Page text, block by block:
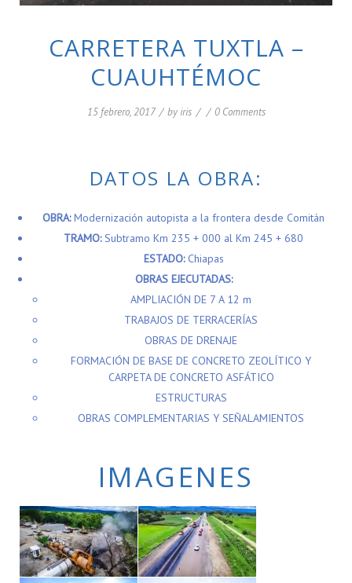
CARRETERA TUXTLA –
CUAUHTÉMOC
15 febrero, 2017 / by iris / / 0 Comments
DATOS LA OBRA:
OBRA:Modernización autopista a la frontera desde Comitán
TRAMO:Subtramo Km 235 + 000 al Km 245 + 680
ESTADO:Chiapas
OBRAS EJECUTADAS:
AMPLIACIÓN DE 7 A 12 m
TRABAJOS DE TERRACERÍAS
OBRAS DE DRENAJE
FORMACIÓN DE BASE DE CONCRETO ZEOLÍTICO Y
CARPETA DE CONCRETO ASFÁTICO
ESTRUCTURAS
OBRAS COMPLEMENTARIAS Y SEÑALAMIENTOS
IMAGENES